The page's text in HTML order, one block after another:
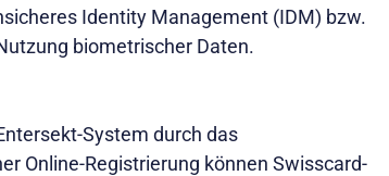
Identity Management (IDM) bzw.
biometrischer Daten.
System durch das
Online-Registrierung können Swisscard-